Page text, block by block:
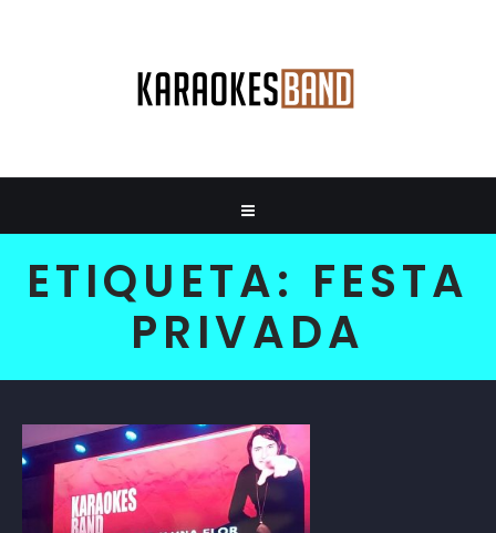
ETIQUETA: FESTA
PRIVADA